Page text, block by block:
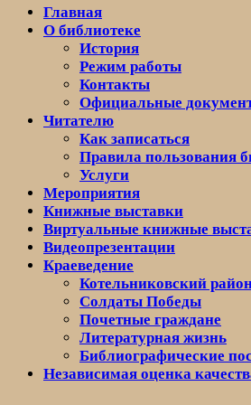
Главная
О библиотеке
История
Режим работы
Контакты
Официальные
Читателю
Как записаться
Правила пользования
Услуги
Мероприятия
Книжные выставки
Виртуальные книжные
Видеопрезентации
Краеведение
Котельниковский
Солдаты Победы
Почетные граждане
Литературная жизнь
Библиографические
Независимая оценка